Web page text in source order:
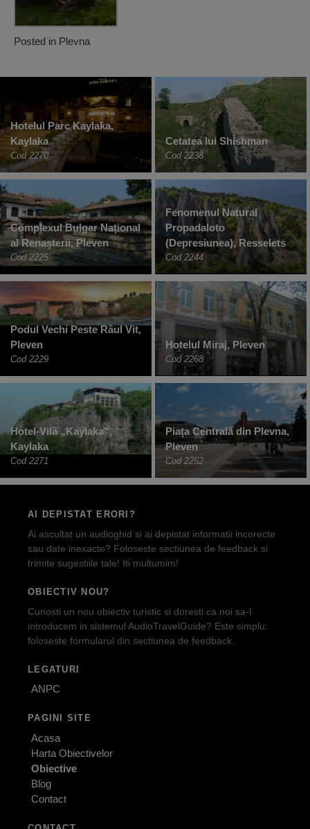
Posted in Plevna
Hotelul Parc Kaylaka,
Kaylaka
Cod 2270
Cetatea lui Shishman
Cod 2238
Complexul Bulgar Național
al Renașterii, Pleven
Cod 2225
Fenomenul Natural
Propadaloto
(Depresiunea), Resselets
Cod 2244
Podul Vechi Peste Râul Vit,
Pleven
Cod 2229
Hotelul Miraj, Pleven
Cod 2268
Hotel-Vilă „Kaylaka”,
Kaylaka
Cod 2271
Piața Centrală din Plevna,
Pleven
Cod 2252
AI DEPISTAT ERORI?
Ai ascultat un audioghid si ai depistat informatii incorecte
sau date inexacte? Foloseste sectiunea de feedback si
trimite sugestiile tale! Iti multumim!
OBIECTIV NOU?
Cunosti un nou obiectiv turistic si doresti ca noi sa-l
introducem in sistemul AudioTravelGuide? Este simplu:
foloseste formularul din sectiunea de feedback.
LEGATURI
ANPC
PAGINI SITE
Acasa
Harta Obiectivelor
Obiective
Blog
Contact